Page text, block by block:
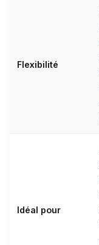
Flexibilité
Idéal pour